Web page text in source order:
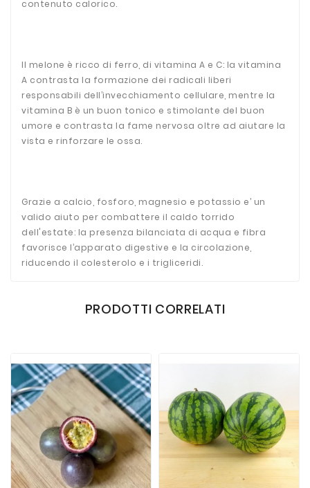
contenuto calorico.
Il melone è ricco di ferro, di vitamina A e C: la vitamina
A contrasta la formazione dei radicali liberi
responsabili dell’invecchiamento cellulare, mentre la
vitamina B è un buon tonico e stimolante del buon
umore e contrasta la fame nervosa oltre ad aiutare la
vista e rinforzare le ossa.
Grazie a calcio, fosforo, magnesio e potassio e’ un
valido aiuto per combattere il caldo torrido
dell'estate: la presenza bilanciata di acqua e fibra
favorisce l’apparato digestive e la circolazione,
riducendo il colesterolo e i trigliceridi.
PRODOTTI CORRELATI